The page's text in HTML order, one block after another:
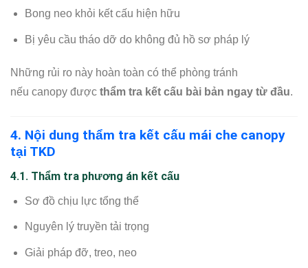
Bong neo khỏi kết cấu hiện hữu
Bị yêu cầu tháo dỡ do không đủ hồ sơ pháp lý
Những rủi ro này hoàn toàn có thể phòng tránh
nếu canopy được thẩm tra kết cấu bài bản ngay từ đầu.
4. Nội dung thẩm tra kết cấu mái che canopy
tại TKD
4.1. Thẩm tra phương án kết cấu
Sơ đồ chịu lực tổng thể
Nguyên lý truyền tải trọng
Giải pháp đỡ, treo, neo